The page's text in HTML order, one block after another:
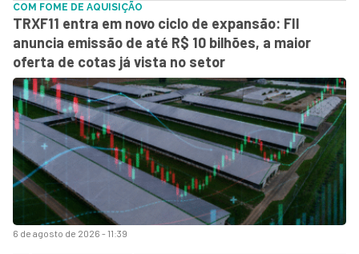
6 de agosto de 2026 - 11:39
COM FOME DE AQUISIÇÃO
TRXF11 entra em novo ciclo de expansão: FII
anuncia emissão de até R$ 10 bilhões, a maior
oferta de cotas já vista no setor